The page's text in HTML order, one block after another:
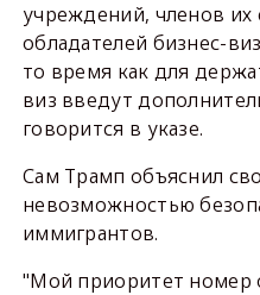
учреждений, членов их
обладателей бизнес-
то время как для
виз введут
говорится в указе.
Сам Трамп объяснил
невозможностью
иммигрантов.
"Мой приоритет номер